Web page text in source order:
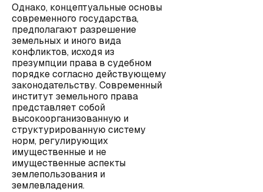
Однако, концептуальные основы
современного государства,
предполагают разрешение
земельных и иного вида
конфликтов, исходя из
презумпции права в судебном
порядке согласно действующему
законодательству. Современный
институт земельного права
представляет собой
высокоорганизованную и
структурированную систему
норм, регулирующих
имущественные и не
имущественные аспекты
землепользования и
землевладения.